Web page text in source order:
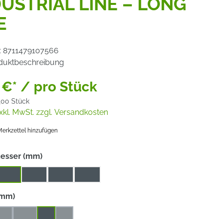
8711479107566
€* / pro Stück
Stück
MwSt. zzgl. Versandkosten
hinzufügen
(mm)auswählen
auswählen